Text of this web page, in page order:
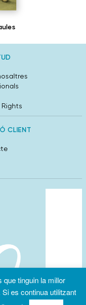
Rights
CLIENT
tinguin la millor
es continua utilitzant